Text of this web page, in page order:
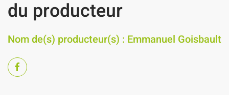
du producteur
Nom de(s) producteur(s) : Emmanuel Goisbault